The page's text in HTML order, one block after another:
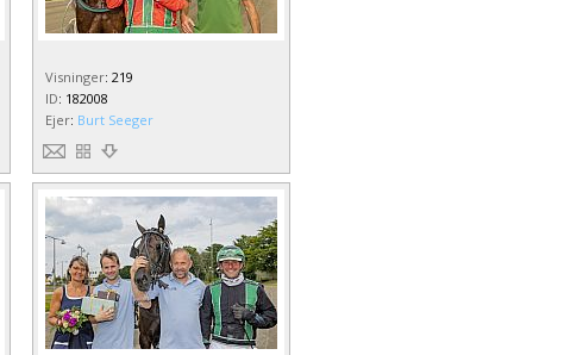
Visninger: 219
ID: 182008
Ejer: Burt Seeger